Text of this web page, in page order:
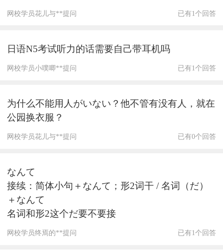
网校学员花儿与**提问 已有1个回答
日语N5考试听力的话需要自己带耳机吗
网校学员小噗唧**提问 已有1个回答
为什么不能用人がいない？他不管有没有人，就在
公园换衣服？
网校学员花儿与**提问 已有0个回答
なんて
接续：简体小句＋なんて；形2词干 / 名词（だ）
＋なんて
名词和形2这个だ要不要接
网校学员终焉的**提问 已有1个回答